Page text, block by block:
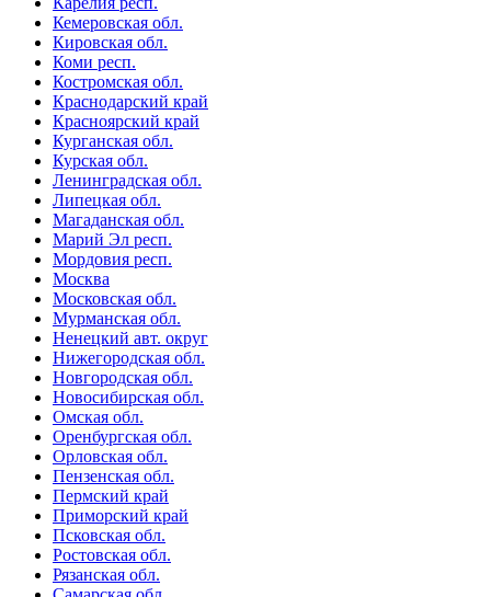
Кемеровская обл.
Кировская обл.
Коми респ.
Костромская обл.
Краснодарский край
Красноярский край
Курганская обл.
Курская обл.
Ленинградская обл.
Липецкая обл.
Магаданская обл.
Марий Эл респ.
Мордовия респ.
Москва
Московская обл.
Мурманская обл.
Ненецкий авт. округ
Нижегородская обл.
Новгородская обл.
Новосибирская обл.
Омская обл.
Оренбургская обл.
Орловская обл.
Пензенская обл.
Пермский край
Приморский край
Псковская обл.
Ростовская обл.
Рязанская обл.